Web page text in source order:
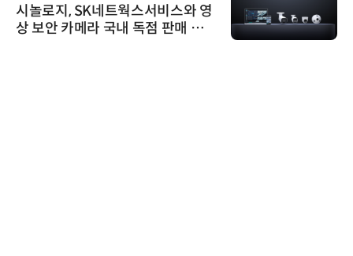
시놀로지, SK네트웍스서비스와 영
상 보안 카메라 국내 독점 판매 파